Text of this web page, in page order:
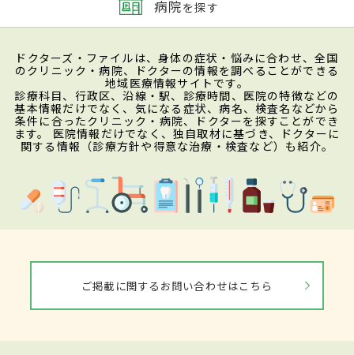
病院を探す
ドクターズ・ファイルは、身体の症状・悩みに合わせ、全国
のクリニック・病院、ドクターの情報を調べることができる
地域医療情報サイトです。
診療科目、行政区、沿線・駅、診療時間、医院の特徴などの
基本情報だけでなく、気になる症状、病名、検査名などから
条件に合ったクリニック・病院、ドクターを探すことができ
ます。 医院情報だけでなく、独自取材に基づき、ドクターに
関する情報（診療方針や得意な治療・検査など）も紹介。
ご掲載に関するお問い合わせはこちら